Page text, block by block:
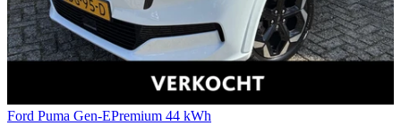
Ford Puma Gen-EPremium 44 kWh